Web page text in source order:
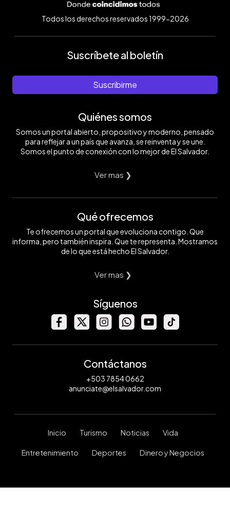
Todos los derechos reservados 1999-2026
Suscríbete al boletín
Suscribirme
Quiénes somos
Somos un portal abierto, propositivo y moderno, pensado
para reflejar a un país que avanza, se reinventa y se une.
Somos el punto de conexión con lo mejor de El Salvador.
Ver mas ❯
Qué ofrecemos
Te ofrecemos un portal que evoluciona contigo. Que
informa, pero también inspira. Que te representa. Mostramos
de lo que está hecho El Salvador.
Ver mas ❯
Síguenos
Contáctanos
+503 7854 0662
anunciate@elsalvador.com
Inicio Turismo Noticias Vida
Entretenimiento Deportes Dinero y Negocios